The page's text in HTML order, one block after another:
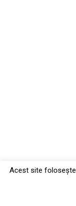
Acest site